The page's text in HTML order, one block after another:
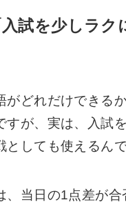
試を少しラク
がどれだけできる
すが、実は、入試
としても使えるんで
、当日の1点差が合